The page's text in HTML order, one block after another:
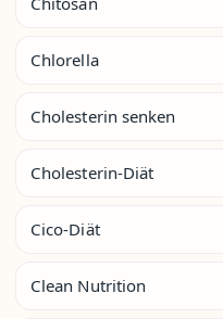
Chlorella
Cholesterin senken
Cholesterin-Diät
Cico-Diät
Clean Nutrition